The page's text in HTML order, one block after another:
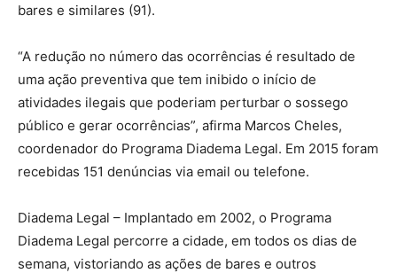
bares e similares (91).
“A redução no número das ocorrências é resultado de
uma ação preventiva que tem inibido o início de
atividades ilegais que poderiam perturbar o sossego
público e gerar ocorrências”, afirma Marcos Cheles,
coordenador do Programa Diadema Legal. Em 2015 foram
recebidas 151 denúncias via email ou telefone.
Diadema Legal – Implantado em 2002, o Programa
Diadema Legal percorre a cidade, em todos os dias de
semana, vistoriando as ações de bares e outros